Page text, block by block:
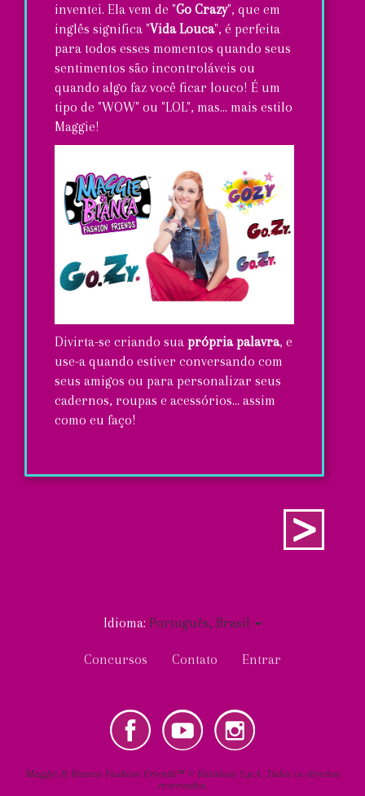
inventei. Ela vem de "Go Crazy", que em
inglês significa "Vida Louca", é perfeita
para todos esses momentos quando seus
sentimentos são incontroláveis ou
quando algo faz você ficar louco! É um
tipo de "WOW" ou "LOL", mas... mais estilo
Maggie!
Divirta-se criando sua própria palavra, e
use-a quando estiver conversando com
seus amigos ou para personalizar seus
cadernos, roupas e acessórios... assim
como eu faço!
VOCÊ
Idioma: Português, Brasil
Concursos Contato Entrar
Maggie & Bianca Fashion Friends™ © Rainbow S.p.A. Todos os direitos
reservados.